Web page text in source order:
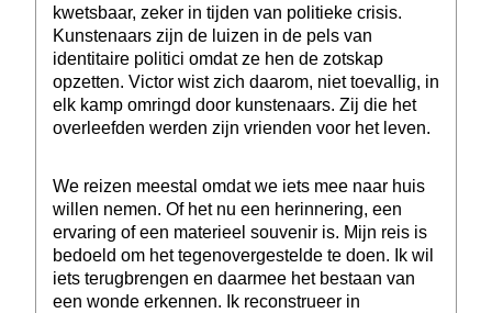
kwetsbaar, zeker in tijden van politieke crisis.
Kunstenaars zijn de luizen in de pels van
identitaire politici omdat ze hen de zotskap
opzetten. Victor wist zich daarom, niet toevallig, in
elk kamp omringd door kunstenaars. Zij die het
overleefden werden zijn vrienden voor het leven.
We reizen meestal omdat we iets mee naar huis
willen nemen. Of het nu een herinnering, een
ervaring of een materieel souvenir is. Mijn reis is
bedoeld om het tegenovergestelde te doen. Ik wil
iets terugbrengen en daarmee het bestaan van
een wonde erkennen. Ik reconstrueer in